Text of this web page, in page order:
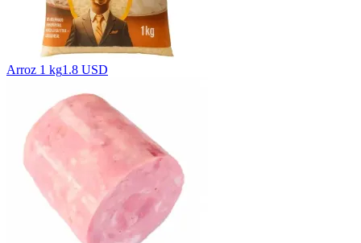
Arroz 1 kg1.8 USD